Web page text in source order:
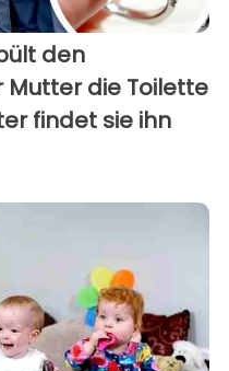
den
die Toilette
findet sie ihn